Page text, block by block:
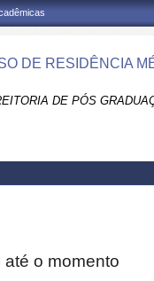
DE RESIDÊNCIA
DE PÓS
o momento